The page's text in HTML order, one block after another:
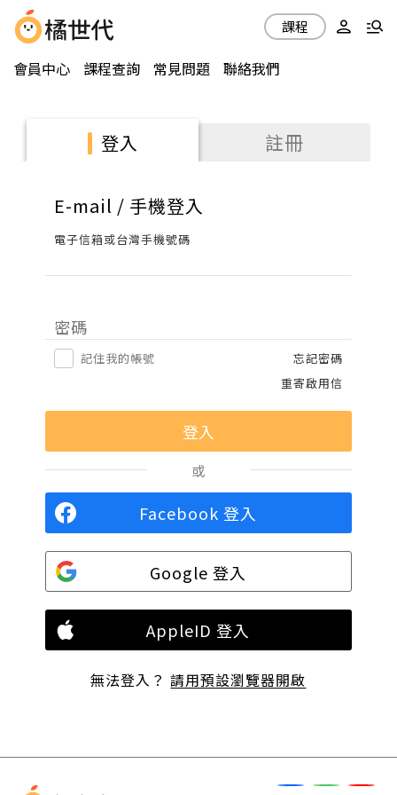
會員中心 課程查詢 常見問題 聯絡我們
課程
登入 註冊
E-mail / 手機登入
電子信箱或台灣手機號碼
密碼
記住我的帳號
忘記密碼
重寄啟用信
或
Facebook 登入
Google 登入
AppleID 登入
無法登入？請用預設瀏覽器開啟